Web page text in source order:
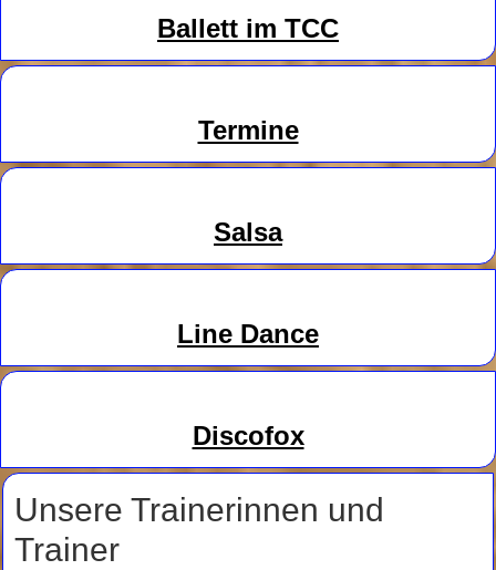
Ballett im TCC
Termine
Salsa
Line Dance
Discofox
Unsere Trainerinnen und
Trainer